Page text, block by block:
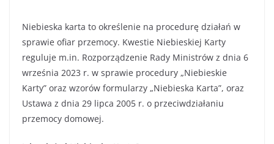
Niebieska karta to określenie na procedurę działań w
sprawie ofiar przemocy. Kwestie Niebieskiej Karty
reguluje m.in. Rozporządzenie Rady Ministrów z dnia 6
września 2023 r. w sprawie procedury „Niebieskie
Karty” oraz wzorów formularzy „Niebieska Karta”, oraz
Ustawa z dnia 29 lipca 2005 r. o przeciwdziałaniu
przemocy domowej.